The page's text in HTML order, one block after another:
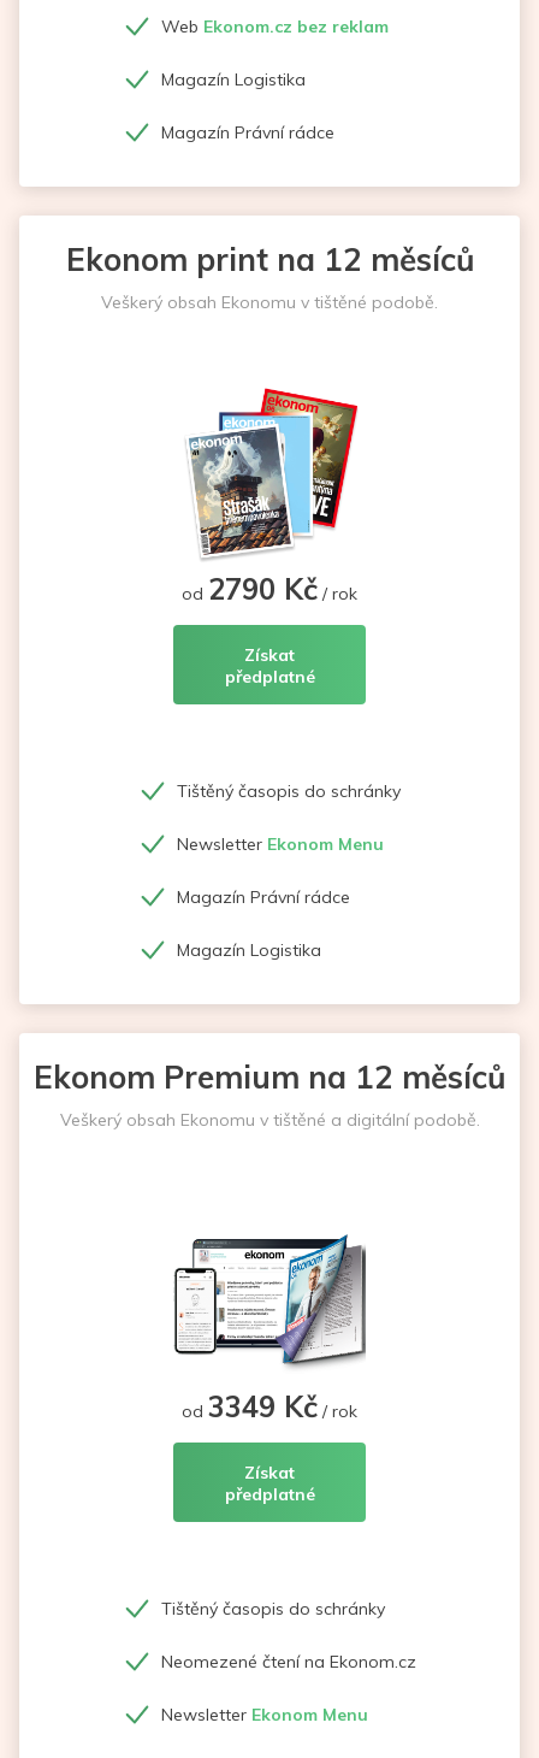
Web Ekonom.cz bez reklam
Magazín Logistika
Magazín Právní rádce
Ekonom print na 12 měsíců
Veškerý obsah Ekonomu v tištěné podobě.
od 2790 Kč / rok
Získat
předplatné
Tištěný časopis do schránky
Newsletter Ekonom Menu
Magazín Právní rádce
Magazín Logistika
Ekonom Premium na 12 měsíců
Veškerý obsah Ekonomu v tištěné a digitální podobě.
od 3349 Kč / rok
Získat
předplatné
Tištěný časopis do schránky
Neomezené čtení na Ekonom.cz
Newsletter Ekonom Menu